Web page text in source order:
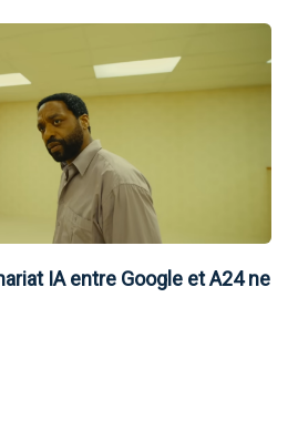
IA entre Google et A24 ne